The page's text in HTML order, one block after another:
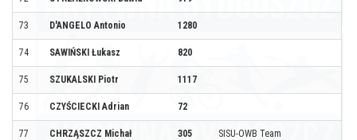
73 D'ANGELO Antonio 1280
74 SAWIŃSKI Łukasz 820
75 SZUKALSKI Piotr 1117
76 CZYŚCIECKI Adrian 72
77 CHRZĄSZCZ Michał 305 SISU-OWB Team